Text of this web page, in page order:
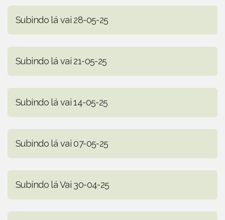
Subindo lá vai 28-05-25
Subindo lá vai 21-05-25
Subindo lá vai 14-05-25
Subindo lá vai 07-05-25
Subindo lá Vai 30-04-25